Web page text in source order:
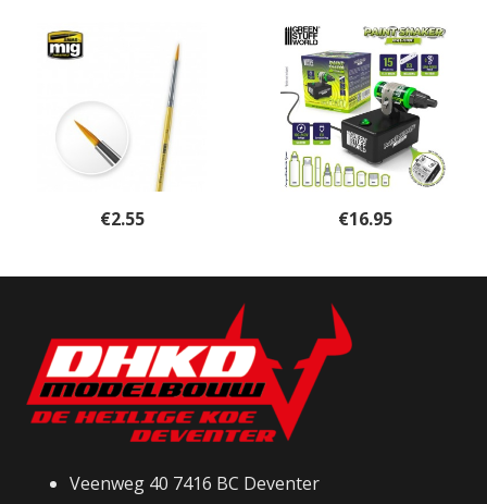
€2.55 €16.95
Veenweg 40 7416 BC Deventer